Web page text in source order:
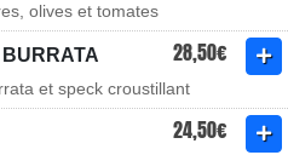
olives et tomates
28,50€
et speck croustillant
24,50€